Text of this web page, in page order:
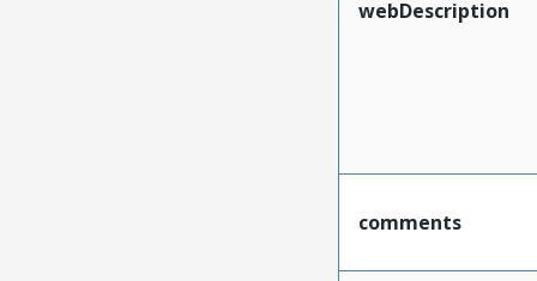
webDescription
comments